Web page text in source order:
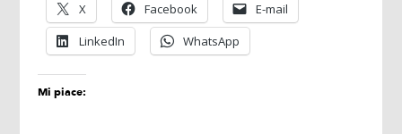
X Facebook
E-mail
LinkedIn
WhatsApp
Mi piace: